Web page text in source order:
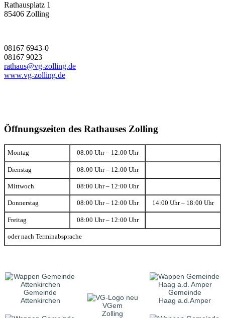
Rathausplatz 1
85406 Zolling
08167 6943-0
08167 9023
rathaus@vg-zolling.de
www.vg-zolling.de
Öffnungszeiten des Rathauses Zolling
Montag 08:00 Uhr – 12:00 Uhr
Dienstag 08:00 Uhr – 12:00 Uhr
Mittwoch 08:00 Uhr – 12:00 Uhr
Donnerstag 08:00 Uhr – 12:00 Uhr 14:00 Uhr – 18:00 Uhr
Freitag 08:00 Uhr – 12:00 Uhr
oder nach Terminabsprache
Gemeinde
Attenkirchen
VGem
Zolling
Gemeinde
Haag a.d.Amper